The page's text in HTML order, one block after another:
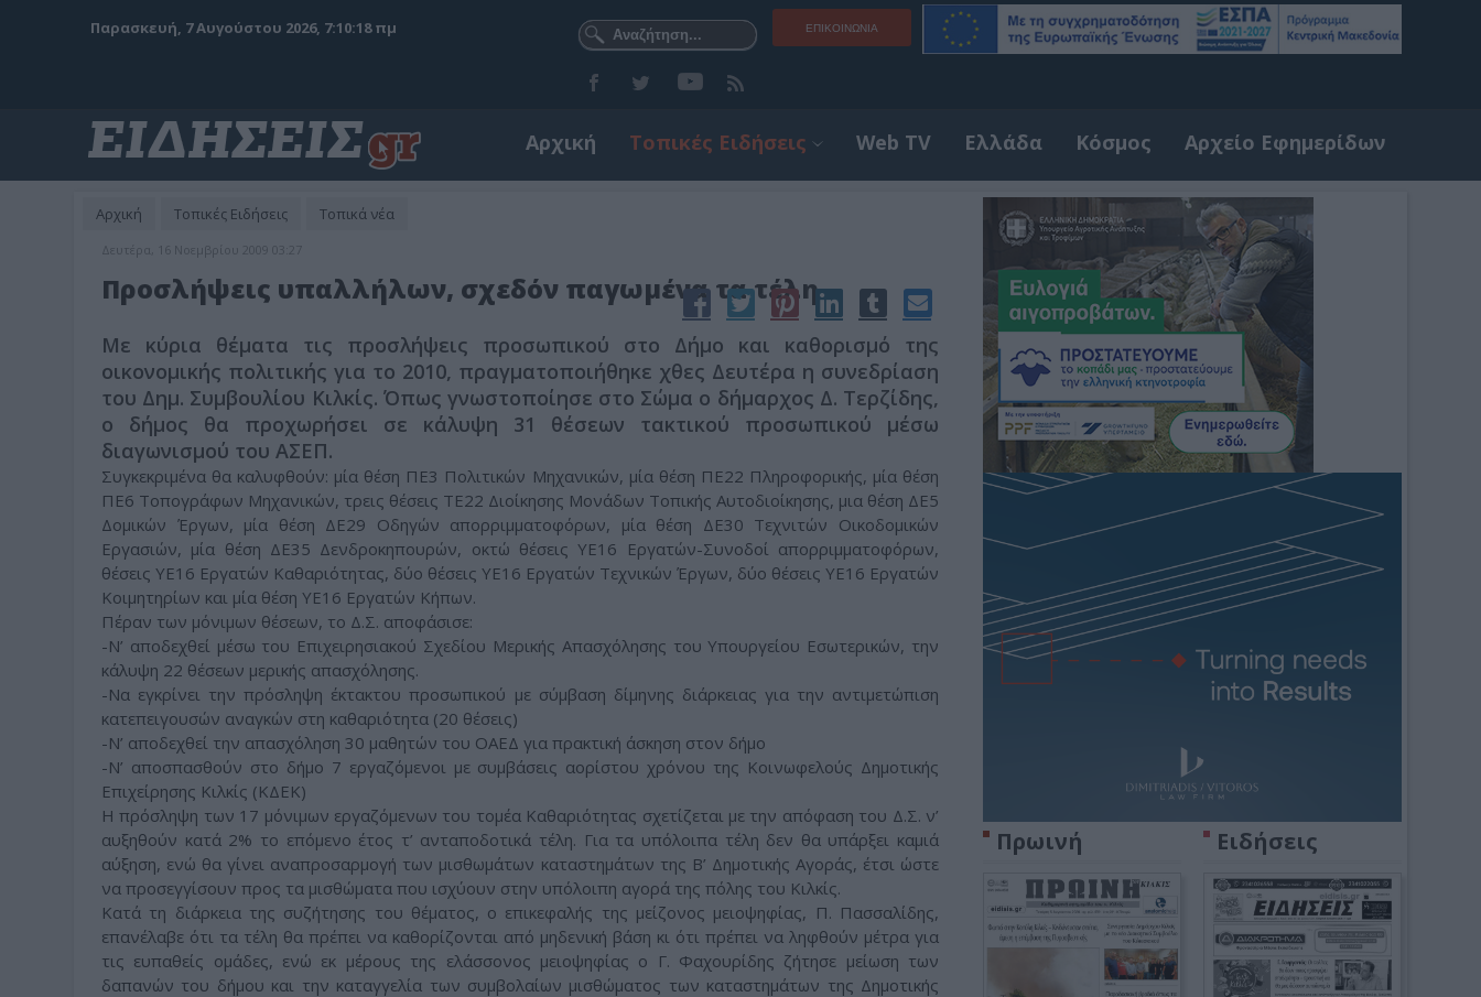
ΕΠΙΚΟΙΝΩΝΊΑ
Παρασκευή, 7 Αυγούστου 2026, 7:10:19 πμ
Αρχική Τοπικές Ειδήσεις Web TV Ελλάδα Κόσμος Αρχείο Εφημερίδων
Αρχική Τοπικές Ειδήσεις Τοπικά νέα
Δευτέρα, 16 Νοεμβρίου 2009 03:27
Προσλήψεις υπαλλήλων, σχεδόν παγωμένα τα τέλη
Με κύρια θέματα τις προσλήψεις προσωπικού στο Δήμο και καθορισμό της
οικονομικής πολιτικής για το 2010, πραγματοποιήθηκε χθες Δευτέρα η συνεδρίαση
του Δημ. Συμβουλίου Κιλκίς. Όπως γνωστοποίησε στο Σώμα ο δήμαρχος Δ. Τερζίδης,
ο δήμος θα προχωρήσει σε κάλυψη 31 θέσεων τακτικού προσωπικού μέσω
διαγωνισμού του ΑΣΕΠ.
Συγκεκριμένα θα καλυφθούν: μία θέση ΠΕ3 Πολιτικών Μηχανικών, μία θέση ΠΕ22 Πληροφορικής, μία θέση
ΠΕ6 Τοπογράφων Μηχανικών, τρεις θέσεις ΤΕ22 Διοίκησης Μονάδων Τοπικής Αυτοδιοίκησης, μια θέση ΔΕ5
Δομικών Έργων, μία θέση ΔΕ29 Οδηγών απορριμματοφόρων, μία θέση ΔΕ30 Τεχνιτών Οικοδομικών
Εργασιών, μία θέση ΔΕ35 Δενδροκηπουρών, οκτώ θέσεις ΥΕ16 Εργατών-Συνοδοί απορριμματοφόρων,
θέσεις ΥΕ16 Εργατών Καθαριότητας, δύο θέσεις ΥΕ16 Εργατών Τεχνικών Έργων, δύο θέσεις ΥΕ16 Εργατών
Κοιμητηρίων και μία θέση ΥΕ16 Εργατών Κήπων.
Πέραν των μόνιμων θέσεων, το Δ.Σ. αποφάσισε:
-Ν’ αποδεχθεί μέσω του Επιχειρησιακού Σχεδίου Μερικής Απασχόλησης του Υπουργείου Εσωτερικών, την
κάλυψη 22 θέσεων μερικής απασχόλησης.
-Να εγκρίνει την πρόσληψη έκτακτου προσωπικού με σύμβαση δίμηνης διάρκειας για την αντιμετώπιση
κατεπειγουσών αναγκών στη καθαριότητα (20 θέσεις)
-Ν’ αποδεχθεί την απασχόληση 30 μαθητών του ΟΑΕΔ για πρακτική άσκηση στον δήμο
-Ν’ αποσπασθούν στο δήμο 7 εργαζόμενοι με συμβάσεις αορίστου χρόνου της Κοινωφελούς Δημοτικής
Επιχείρησης Κιλκίς (ΚΔΕΚ)
Η πρόσληψη των 17 μόνιμων εργαζόμενων του τομέα Καθαριότητας σχετίζεται με την απόφαση του Δ.Σ. ν’
αυξηθούν κατά 2% το επόμενο έτος τ’ ανταποδοτικά τέλη. Για τα υπόλοιπα τέλη δεν θα υπάρξει καμιά
αύξηση, ενώ θα γίνει αναπροσαρμογή των μισθωμάτων καταστημάτων της Β’ Δημοτικής Αγοράς, έτσι ώστε
να προσεγγίσουν προς τα μισθώματα που ισχύουν στην υπόλοιπη αγορά της πόλης του Κιλκίς.
Κατά τη διάρκεια της συζήτησης του θέματος, ο επικεφαλής της μείζονος μειοψηφίας, Π. Πασσαλίδης,
επανέλαβε ότι τα τέλη θα πρέπει να καθορίζονται από μηδενική βάση κι ότι πρέπει να ληφθούν μέτρα για
τις ευπαθείς ομάδες, ενώ εκ μέρους της ελάσσονος μειοψηφίας ο Γ. Φαχουρίδης ζήτησε μείωση των
δαπανών του δήμου και την καταγγελία των συμβολαίων μισθώματος των καταστημάτων της Δημοτικής
Πρωινή Ειδήσεις